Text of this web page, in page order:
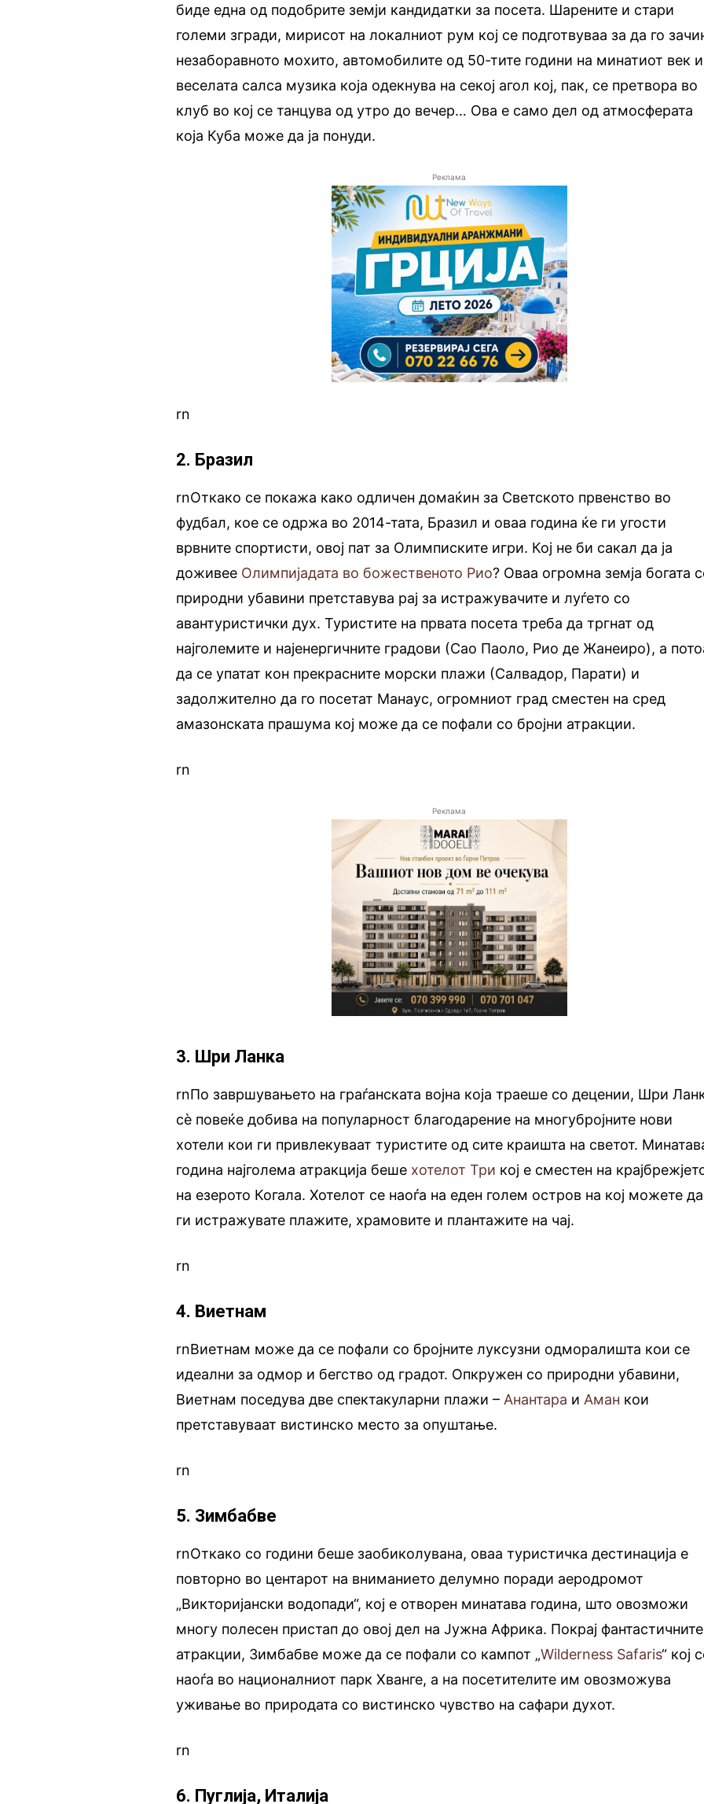
биде една од подобрите земји кандидатки за посета. Шарените и стари
големи згради, мирисот на локалниот рум кој се подготвуваа за да го
незаборавното мохито, автомобилите од 50-тите години на минатиот век и
веселата салса музика која одекнува на секој агол кој, пак, се претвора во
клуб во кој се танцува од утро до вечер… Ова е само дел од атмосферата
која Куба може да ја понуди.
Реклама
rn
2. Бразил
rnОткако се покажа како одличен домаќин за Светското првенство во
фудбал, кое се одржа во 2014-тата, Бразил и оваа година ќе ги угости
врвните спортисти, овој пат за Олимписките игри. Кој не би сакал да ја
доживее Олимпијадата во божественото Рио? Оваа огромна земја богата
природни убавини претставува рај за истражувачите и луѓето со
авантуристички дух. Туристите на првата посета треба да тргнат од
најголемите и најенергичните градови (Сао Паоло, Рио де Жанеиро), а
да се упатат кон прекрасните морски плажи (Салвадор, Парати) и
задолжително да го посетат Манаус, огромниот град сместен на сред
амазонската прашума кој може да се пофали со бројни атракции.
rn
Реклама
3. Шри Ланка
rnПо завршувањето на граѓанската војна која траеше со децении, Шри
сѐ повеќе добива на популарност благодарение на многубројните нови
хотели кои ги привлекуваат туристите од сите краишта на светот.
година најголема атракција беше хотелот Три кој е сместен на
на езерото Когала. Хотелот се наоѓа на еден голем остров на кој можете да
ги истражувате плажите, храмовите и плантажите на чај.
rn
4. Виетнам
rnВиетнам може да се пофали со бројните луксузни одморалишта кои се
идеални за одмор и бегство од градот. Опкружен со природни убавини,
Виетнам поседува две спектакуларни плажи – Анантара и Аман кои
претставуваат вистинско место за опуштање.
rn
5. Зимбабве
rnОткако со години беше заобиколувана, оваа туристичка дестинација е
повторно во центарот на вниманието делумно поради аеродромот
„Викторијански водопади“, кој е отворен минатава година, што овозможи
многу полесен пристап до овој дел на Јужна Африка. Покрај фантастичните
атракции, Зимбабве може да се пофали со кампот „Wilderness Safaris“ кој
наоѓа во националниот парк Хванге, а на посетителите им овозможува
уживање во природата со вистинско чувство на сафари духот.
rn
6. Пуглија, Италија